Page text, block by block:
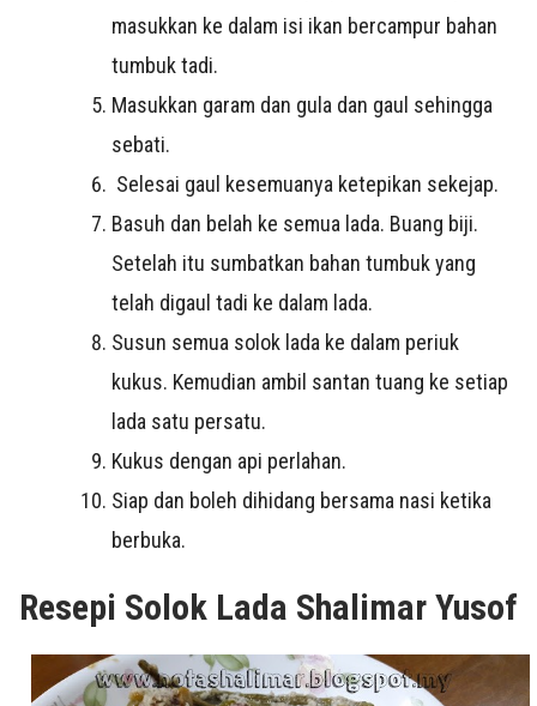
masukkan ke dalam isi ikan bercampur bahan
tumbuk tadi.
Masukkan garam dan gula dan gaul sehingga
sebati.
Selesai gaul kesemuanya ketepikan sekejap.
Basuh dan belah ke semua lada. Buang biji.
Setelah itu sumbatkan bahan tumbuk yang
telah digaul tadi ke dalam lada.
Susun semua solok lada ke dalam periuk
kukus. Kemudian ambil santan tuang ke setiap
lada satu persatu.
Kukus dengan api perlahan.
Siap dan boleh dihidang bersama nasi ketika
berbuka.
Resepi Solok Lada Shalimar Yusof